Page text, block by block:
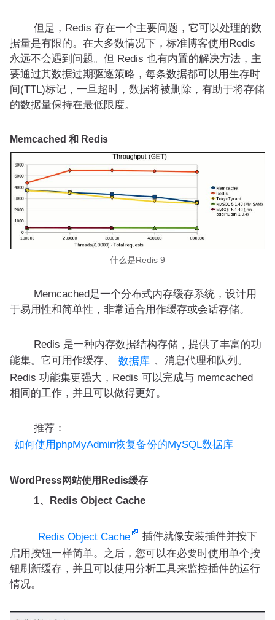
但是，Redis 存在一个主要问题，它可以处理的数
据量是有限的。在大多数情况下，标准博客使用Redis
永远不会遇到问题。但 Redis 也有内置的解决方法，主
要通过其数据过期驱逐策略，每条数据都可以用生存时
间(TTL)标记，一旦超时，数据将被删除，有助于将存储
的数据量保持在最低限度。
Memcached 和 Redis
什么是Redis 9
Memcached是一个分布式内存缓存系统，设计用
于易用性和简单性，非常适合用作缓存或会话存储。
Redis 是一种内存数据结构存储，提供了丰富的功
能集。它可用作缓存、
数据库 、消息代理和队列。
Redis 功能集更强大，Redis 可以完成与 memcached
相同的工作，并且可以做得更好。
推荐：
如何使用phpMyAdmin恢复备份的MySQL数据库
WordPress网站使用Redis缓存
1、Redis Object Cache
Redis Object Cache
插件就像安装插件并按下
启用按钮一样简单。之后，您可以在必要时使用单个按
钮刷新缓存，并且可以使用分析工具来监控插件的运行
情况。